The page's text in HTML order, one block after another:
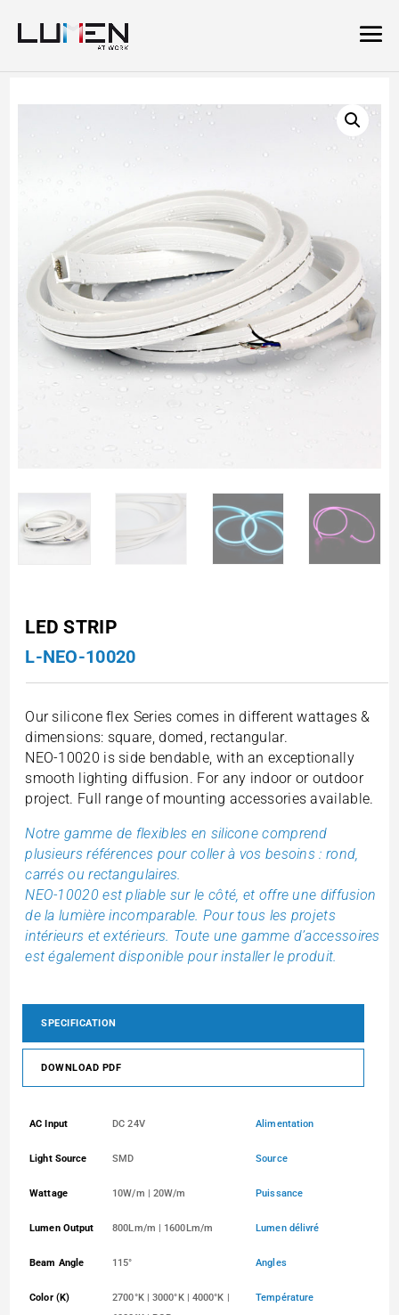
LED STRIP
L-NEO-10020
Our silicone flex Series comes in different wattages &
dimensions: square, domed, rectangular.
NEO-10020 is side bendable, with an exceptionally
smooth lighting diffusion. For any indoor or outdoor
project. Full range of mounting accessories available.
Notre gamme de flexibles en silicone comprend
plusieurs références pour coller à vos besoins : rond,
carrés ou rectangulaires.
NEO-10020 est pliable sur le côté, et offre une diffusion
de la lumière incomparable. Pour tous les projets
intérieurs et extérieurs. Toute une gamme d’accessoires
est également disponible pour installer le produit.
SPECIFICATION
DOWNLOAD PDF
AC Input DC 24V Alimentation
Light Source SMD Source
Wattage 10W/m | 20W/m Puissance
Lumen Output 800Lm/m | 1600Lm/m Lumen délivré
Beam Angle 115° Angles
Color (K)
2700°K | 3000°K | 4000°K |
Température